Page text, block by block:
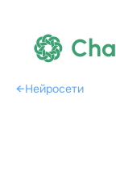
←Нейросети